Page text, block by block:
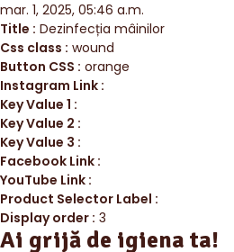
mar. 1, 2025, 05:46 a.m.
Title : Dezinfecția mâinilor
Css class : wound
Button CSS : orange
Instagram Link :
Key Value 1 :
Key Value 2 :
Key Value 3 :
Facebook Link :
YouTube Link :
Product Selector Label :
Display order : 3
Ai grijă de igiena ta!